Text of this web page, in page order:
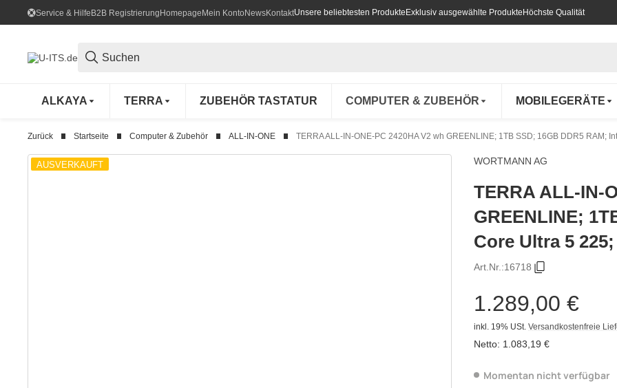
Service & HilfeB2B RegistrierungHomepageMein KontoNewsKontaktUnsere beliebtesten Produkte Exklusiv ausgewählte Produkte Höchste Qualität
ALKAYA TERRA ZUBEHÖR TASTATUR COMPUTER & ZUBEHÖR MOBILEGERÄTE
Zurück Startseite Computer & Zubehör ALL-IN-ONE TERRA ALL-IN-ONE-PC 2420HA V2 wh GREENLINE; 1TB SSD; 16GB DDR5 RAM;
AUSVERKAUFT WORTMANN AG
TERRA ALL-IN-
GREENLINE;
Core Ultra 5
Art.Nr.:16718
1.289,00 €
inkl. 19% USt. Versandkostenfreie
Netto: 1.083,19 €
Momentan nicht verfügbar